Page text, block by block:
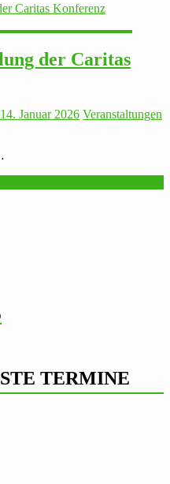
der Caritas
14. Januar 2026 Veranstaltungen
TERMINE